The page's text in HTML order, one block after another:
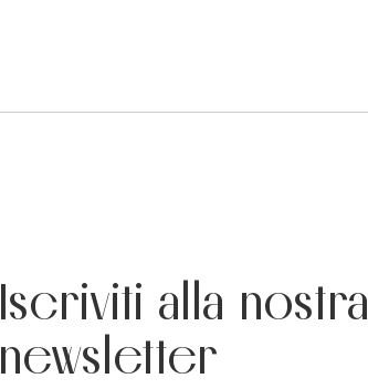
Iscriviti alla nostra
newsletter